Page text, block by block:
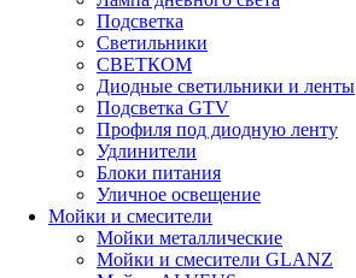
Подсветка
Светильники
СВЕТКОМ
Диодные светильники и ленты
Подсветка GTV
Профиля под диодную ленту
Удлинители
Блоки питания
Уличное освещение
Мойки и смесители
Мойки металлические
Мойки и смесители GLANZ